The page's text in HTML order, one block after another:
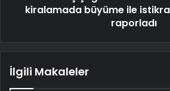
kiralamada büyüme ile
raporladı
İlgili Makaleler